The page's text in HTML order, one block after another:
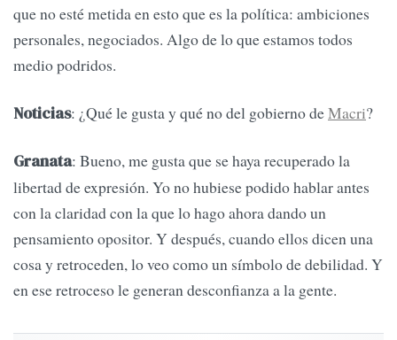
que no esté metida en esto que es la política: ambiciones
personales, negociados. Algo de lo que estamos todos
medio podridos.
Noticias: ¿Qué le gusta y qué no del gobierno deMacri?
Granata: Bueno, me gusta que se haya recuperado la
libertad de expresión. Yo no hubiese podido hablar antes
con la claridad con la que lo hago ahora dando un
pensamiento opositor. Y después, cuando ellos dicen una
cosa y retroceden, lo veo como un símbolo de debilidad. Y
en ese retroceso le generan desconfianza a la gente.